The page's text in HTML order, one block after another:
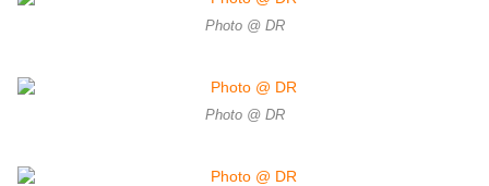
Photo @ DR
Photo @ DR